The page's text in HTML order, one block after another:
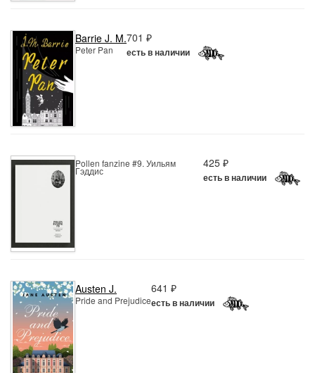
Barrie J. M.
Peter Pan
701 ₽
есть в наличии
Pollen fanzine #9. Уильям
Гэддис
425 ₽
есть в наличии
Austen J.
Pride and Prejudice
641 ₽
есть в наличии